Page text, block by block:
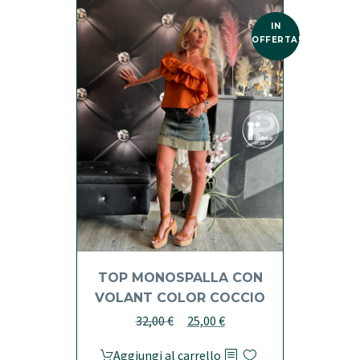
varianti.
Le
opzioni
possono
essere
scelte
nella
pagina
del
prodotto
IN
OFFERTA!
TOP MONOSPALLA CON
VOLANT COLOR COCCIO
32,00€
Il25,00 €
Aggiungi al carrello